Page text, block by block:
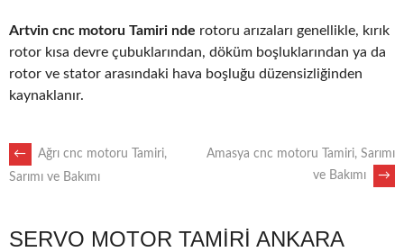
Artvin cnc motoru Tamiri nde rotoru arızaları genellikle, kırık
rotor kısa devre çubuklarından, döküm boşluklarından ya da
rotor ve stator arasındaki hava boşluğu düzensizliğinden
kaynaklanır.
POST
←
Ağrı cnc motoru Tamiri,
Sarımı ve Bakımı
Amasya cnc motoru Tamiri, Sarımı
ve Bakımı
→
SERVO MOTOR TAMIRI ANKARA